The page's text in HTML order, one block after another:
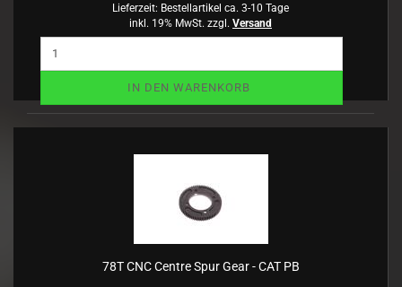
Lieferzeit: Bestellartikel ca. 3-10 Tage
inkl. 19% MwSt. zzgl. Versand
IN DEN WARENKORB
78T CNC Centre Spur Gear - CAT PB